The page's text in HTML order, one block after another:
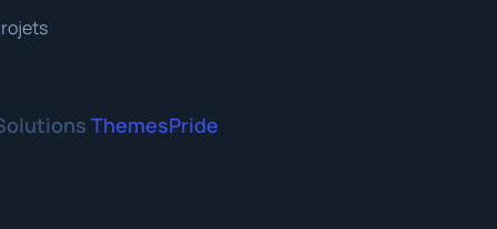
ThemesPride